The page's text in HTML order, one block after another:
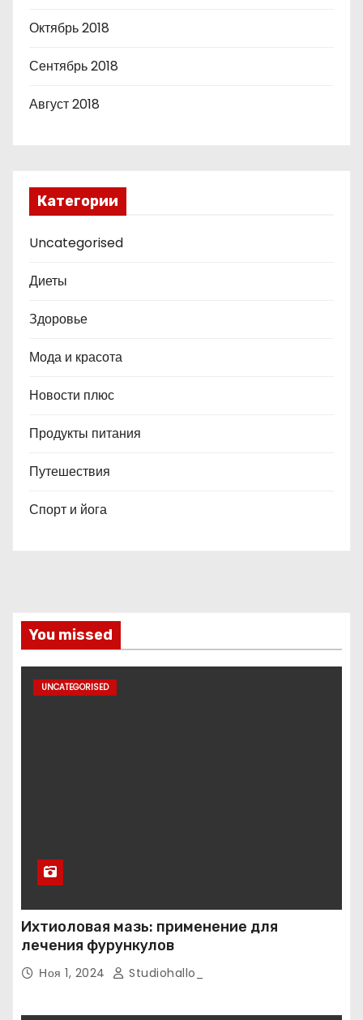
Октябрь 2018
Сентябрь 2018
Август 2018
Категории
Uncategorised
Диеты
Здоровье
Мода и красота
Новости плюс
Продукты питания
Путешествия
Спорт и йога
You missed
UNCATEGORISED
Ихтиоловая мазь: применение для
лечения фурункулов
Ноя 1, 2024 Studiohallo_